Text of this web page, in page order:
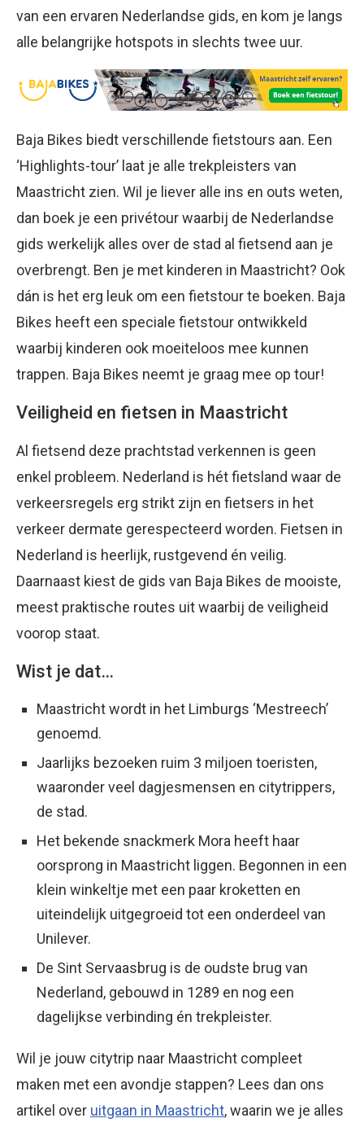
van een ervaren Nederlandse gids, en kom je langs
alle belangrijke hotspots in slechts twee uur.
Baja Bikes biedt verschillende fietstours aan. Een
‘Highlights-tour’ laat je alle trekpleisters van
Maastricht zien. Wil je liever alle ins en outs weten,
dan boek je een privétour waarbij de Nederlandse
gids werkelijk alles over de stad al fietsend aan je
overbrengt. Ben je met kinderen in Maastricht? Ook
dán is het erg leuk om een fietstour te boeken. Baja
Bikes heeft een speciale fietstour ontwikkeld
waarbij kinderen ook moeiteloos mee kunnen
trappen. Baja Bikes neemt je graag mee op tour!
Veiligheid en fietsen in Maastricht
Al fietsend deze prachtstad verkennen is geen
enkel probleem. Nederland is hét fietsland waar de
verkeersregels erg strikt zijn en fietsers in het
verkeer dermate gerespecteerd worden. Fietsen in
Nederland is heerlijk, rustgevend én veilig.
Daarnaast kiest de gids van Baja Bikes de mooiste,
meest praktische routes uit waarbij de veiligheid
voorop staat.
Wist je dat…
Maastricht wordt in het Limburgs ‘Mestreech’
genoemd.
Jaarlijks bezoeken ruim 3 miljoen toeristen,
waaronder veel dagjesmensen en citytrippers,
de stad.
Het bekende snackmerk Mora heeft haar
oorsprong in Maastricht liggen. Begonnen in een
klein winkeltje met een paar kroketten en
uiteindelijk uitgegroeid tot een onderdeel van
Unilever.
De Sint Servaasbrug is de oudste brug van
Nederland, gebouwd in 1289 en nog een
dagelijkse verbinding én trekpleister.
Wil je jouw citytrip naar Maastricht compleet
maken met een avondje stappen? Lees dan ons
artikel over uitgaan in Maastricht, waarin we je alles